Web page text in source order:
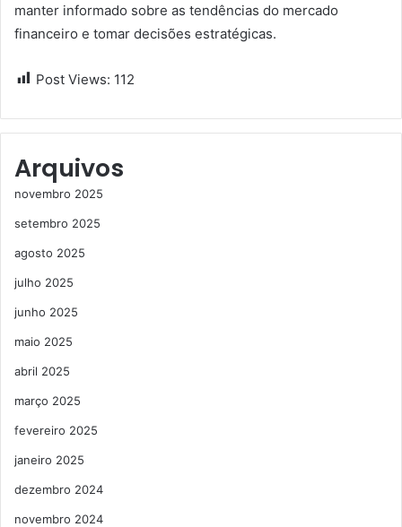
manter informado sobre as tendências do mercado
financeiro e tomar decisões estratégicas.
Post Views: 112
Arquivos
novembro 2025
setembro 2025
agosto 2025
julho 2025
junho 2025
maio 2025
abril 2025
março 2025
fevereiro 2025
janeiro 2025
dezembro 2024
novembro 2024